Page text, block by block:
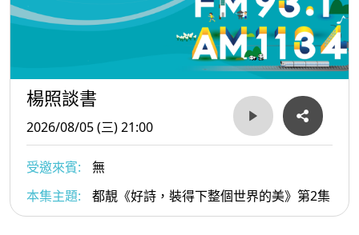
楊照談書
2026/08/05 (三) 21:00
受邀來賓:
無
本集主題:
都靚《好詩，裝得下整個世界的美》第2集